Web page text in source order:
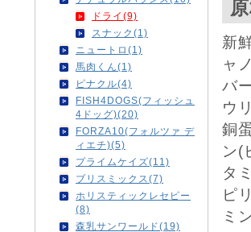
ドライ(9)
スナック(1)
ニュートロ(1)
馬肉くん(1)
ピナクル(4)
FISH4DOGS(フィッシュ
4ドッグ)(20)
FORZA10(フォルツァ デ
ィエチ)(5)
プライムケイズ(11)
ブリスミックス(7)
ホリスティックレセピー
(8)
森乳サンワールド(19)
新
ャ
バ
ウ
銅
ン(
タ
ピ
ミ